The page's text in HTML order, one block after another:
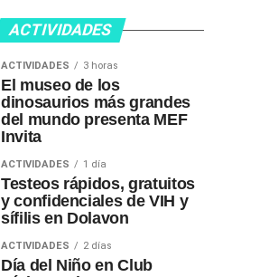
ACTIVIDADES
ACTIVIDADES 3 horas
El museo de los
dinosaurios más grandes
del mundo presenta MEF
Invita
ACTIVIDADES 1 día
Testeos rápidos, gratuitos
y confidenciales de VIH y
sífilis en Dolavon
ACTIVIDADES 2 días
Día del Niño en Club